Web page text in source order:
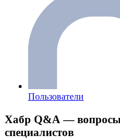
Пользователи
Хабр Q&A —
специалистов